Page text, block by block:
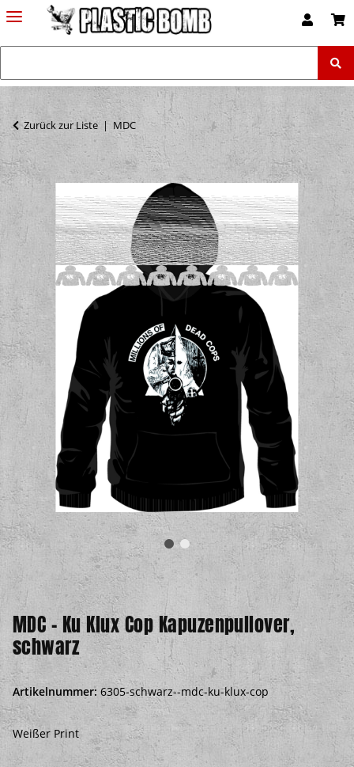
Zurück zur Liste MDC
MDC – Ku Klux Cop Kapuzenpullover,
schwarz
Artikelnummer: 6305-schwarz--mdc-ku-klux-cop
Weißer Print